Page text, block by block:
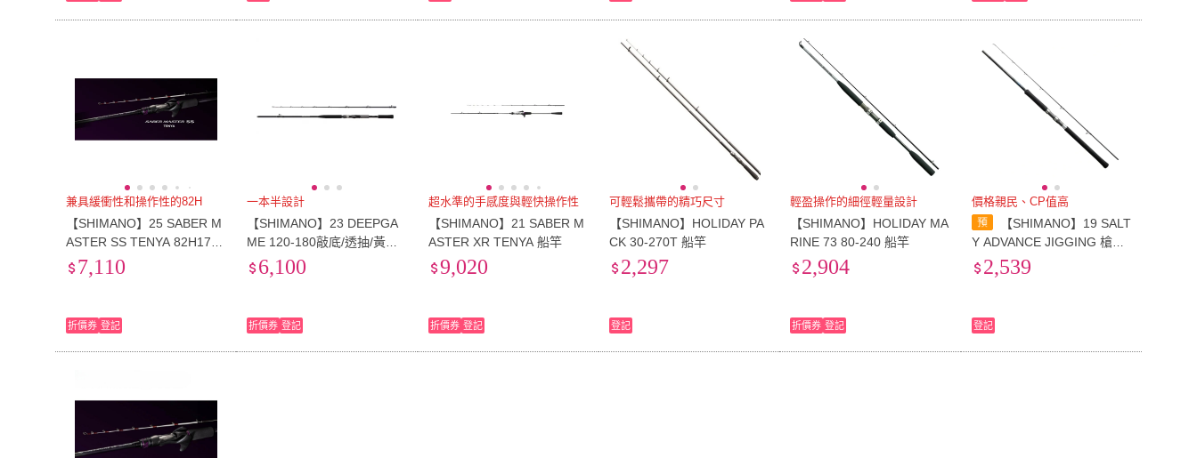
兼具緩衝性和操作性的82H
【SHIMANO】25 SABER M
ASTER SS TENYA 82H175
天亞竿 船釣竿(白帶魚釣)
7,110
折價券 登記
一本半設計
【SHIMANO】23 DEEPGA
ME 120-180敲底/透抽/黃雞
竿(可掛8-25兩鉛)(清典公司
6,100
折價券 登記
超水準的手感度與輕快操作性
【SHIMANO】21 SABER M
ASTER XR TENYA 船竿
9,020
折價券 登記
可輕鬆攜帶的精巧尺寸
【SHIMANO】HOLIDAY PA
CK 30-270T 船竿
2,297
登記
輕盈操作的細徑輕量設計
【SHIMANO】HOLIDAY MA
RINE 73 80-240 船竿
2,904
折價券 登記
價格親民、CP值高
【SHIMANO】19 SALT
Y ADVANCE JIGGING 槍柄
B60-4(船釣鐵板 海水路亞竿)
2,539
登記